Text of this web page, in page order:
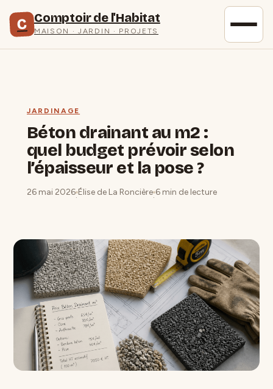
C Comptoir de l'Habitat
MAISON · JARDIN · PROJETS
JARDINAGE
Béton drainant au m2 :
quel budget prévoir selon
l’épaisseur et la pose ?
26 mai 2026
·
Élise de La Roncière
·
6 min de lecture